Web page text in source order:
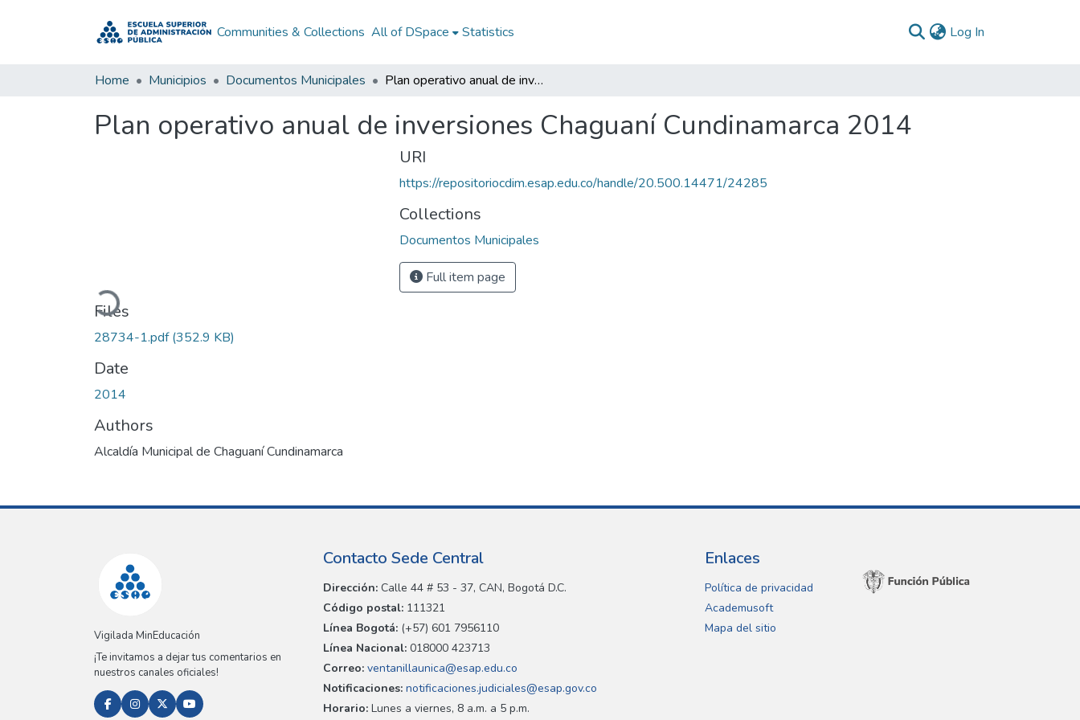
Communities & Collections All of DSpace Statistics Log In
Home Municipios Documentos Municipales Plan operativo anual de inversiones Chaguaní Cundinamarca 2014
Plan operativo anual de inversiones Chaguaní Cundinamarca 2014
Loading...
Files
28734-1.pdf(352.9 KB)
Date
2014
Authors
Alcaldía Municipal de Chaguaní Cundinamarca
URI
https://repositoriocdim.esap.edu.co/handle/20.500.14471/24285
Collections
Documentos Municipales
Full item page
Vigilada MinEducación
¡Te invitamos a dejar tus comentarios en
nuestros canales oficiales!
Contacto Sede Central
Dirección: Calle 44 # 53 - 37, CAN, Bogotá D.C.
Código postal: 111321
Línea Bogotá: (+57) 601 7956110
Línea Nacional: 018000 423713
Correo: ventanillaunica@esap.edu.co
Notificaciones: notificaciones.judiciales@esap.gov.co
Horario: Lunes a viernes, 8 a.m. a 5 p.m.
Enlaces
Política de privacidad
Academusoft
Mapa del sitio